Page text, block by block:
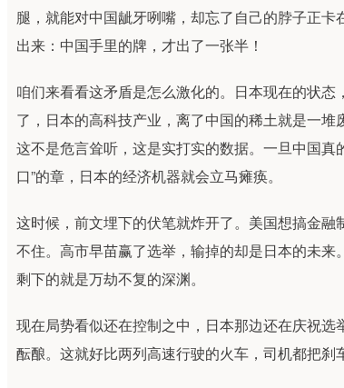
腿，就能对中国龇牙咧嘴，却忘了自己的脖子正
出来：中国手里的牌，才出了一张半！
咱们来看看这矛盾是怎么激化的。日本现在的状
了，日本的高科技产业，离了中国的稀土就是一堆
这不是危言耸听，这是实打实的数据。一旦中国
口”的章，日本的经济机器就会立马瘫痪。
这时候，前文埋下的伏笔就炸开了。美国想搞金
不住。高市早苗赢了选举，输掉的却是日本的未
剩下的就是万劫不复的深渊。
现在局势看似还在控制之中，日本那边还在庆祝
酝酿。这就好比两列高速行驶的火车，司机都把刹